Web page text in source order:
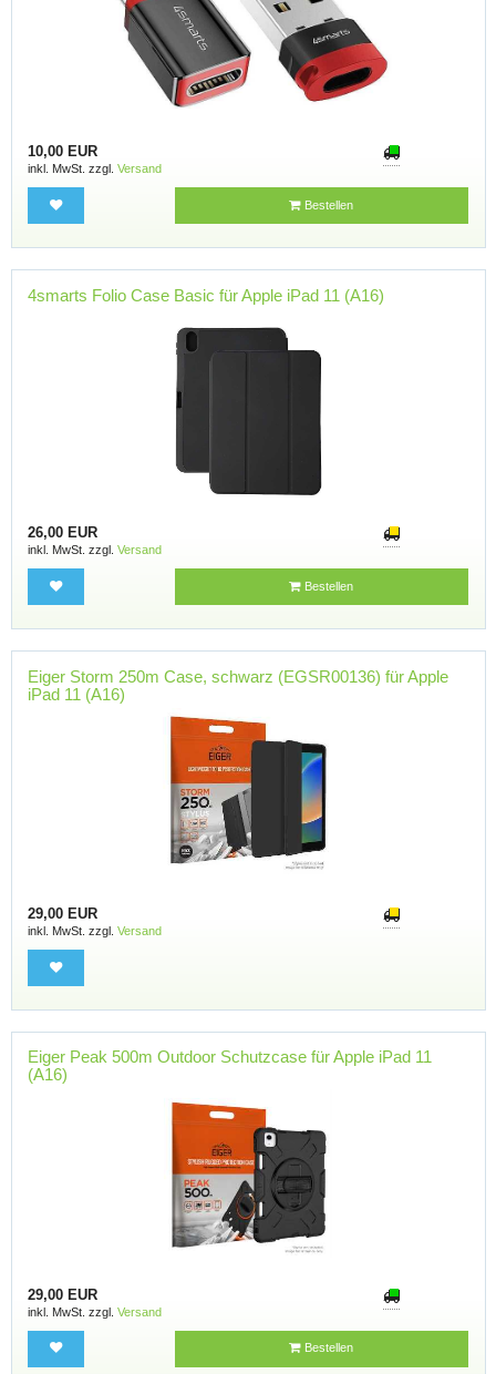
10,00 EUR
inkl. MwSt. zzgl. Versand
Bestellen
4smarts Folio Case Basic für Apple iPad 11 (A16)
26,00 EUR
inkl. MwSt. zzgl. Versand
Bestellen
Eiger Storm 250m Case, schwarz (EGSR00136) für Apple
iPad 11 (A16)
29,00 EUR
inkl. MwSt. zzgl. Versand
Eiger Peak 500m Outdoor Schutzcase für Apple iPad 11
(A16)
29,00 EUR
inkl. MwSt. zzgl. Versand
Bestellen